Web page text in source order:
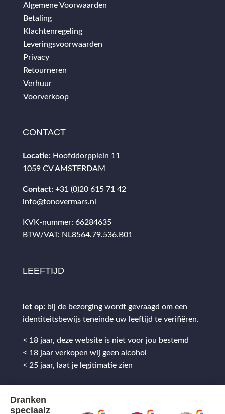
Algemene Voorwaarden
Betaling
Klachtenregeling
Leveringsvoorwaarden
Privacy
Retourneren
Verhuur
Voorverkoop
CONTACT
Locatie: Hoofddorpplein 11
1059 CV AMSTERDAM
Contact: +31 (0)20 615 71 42
info@tonovermars.nl
KVK-nummer: 66284635
BTW/VAT: NL8564.79.536.B01
LEEFTIJD
let op: bij de bezorging wordt gevraagd om een
identiteitsbewijs teneinde uw leeftijd te verifiëren.
< 18 jaar, deze website is niet voor jou bestemd
< 18 jaar verkopen wij geen alcohol
< 25 jaar, laat je legitimatie zien
Dranken
speciaalz